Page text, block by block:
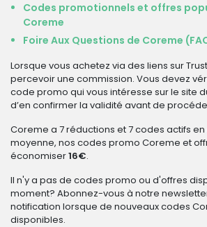
Codes promotionnels et offres
Coreme
Foire Aux Questions de Coreme
Lorsque vous achetez via des liens sur
percevoir une commission. Vous devez
code promo qui vous intéresse sur le site
d’en confirmer la validité avant de
Coreme a 7 réductions et 7 codes actifs en
moyenne, nos codes promo Coreme et
économiser16€.
Il n'y a pas de codes promo ou d'offres
moment? Abonnez-vous à notre
notification lorsque de nouveaux codes
disponibles.